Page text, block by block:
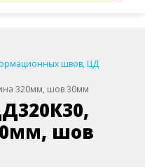
швов, ЦД
320мм, шов 30мм
шов